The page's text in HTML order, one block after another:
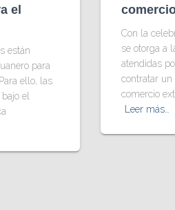
el
están
para
ello, las
el
Con la
se otorga a
atendidas
contratar un
comercio
Leer más…